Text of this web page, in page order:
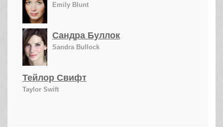
Emily Blunt
Сандра Буллок
Sandra Bullock
Тейлор Свифт
Taylor Swift